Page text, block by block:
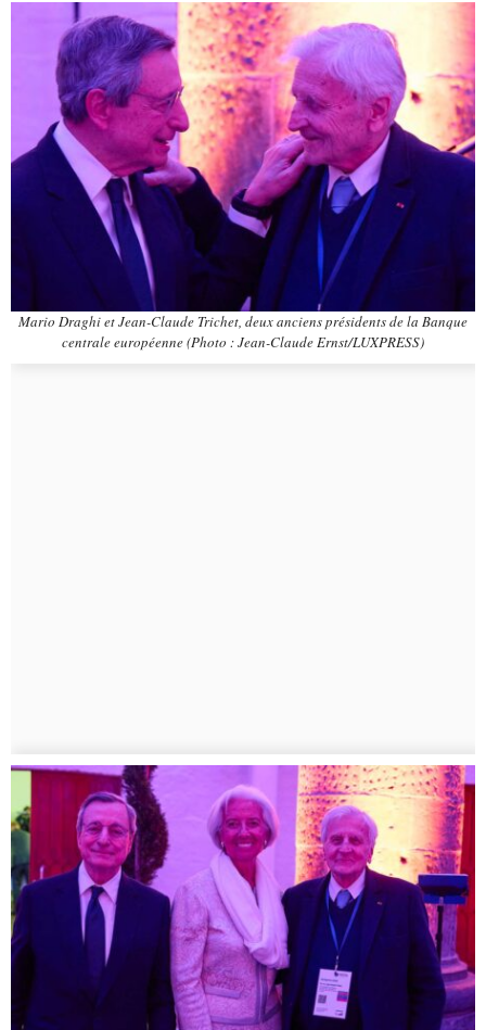
Mario Draghi et Jean-Claude Trichet, deux anciens présidents de la Banque
centrale européenne (Photo : Jean-Claude Ernst/LUXPRESS)